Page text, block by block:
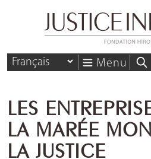
Menu
LES
LA MARÉE
LA JUSTICE